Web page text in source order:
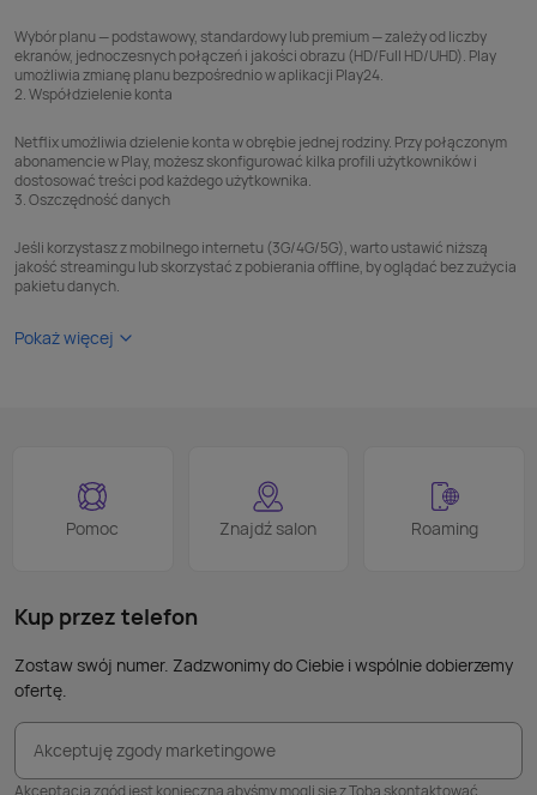
Wybór planu — podstawowy, standardowy lub premium — zależy od liczby
ekranów, jednoczesnych połączeń i jakości obrazu (HD/Full HD/UHD). Play
umożliwia zmianę planu bezpośrednio w aplikacji Play24.
2. Współdzielenie konta
Netflix umożliwia dzielenie konta w obrębie jednej rodziny. Przy połączonym
abonamencie w Play, możesz skonfigurować kilka profili użytkowników i
dostosować treści pod każdego użytkownika.
3. Oszczędność danych
Jeśli korzystasz z mobilnego internetu (3G/4G/5G), warto ustawić niższą
jakość streamingu lub skorzystać z pobierania offline, by oglądać bez zużycia
pakietu danych.
Pokaż więcej
Pomoc Znajdź salon Roaming
Kup przez telefon
Zostaw swój numer. Zadzwonimy do Ciebie i wspólnie dobierzemy
ofertę.
Akceptuję zgody marketingowe
Akceptacja zgód jest konieczna abyśmy mogli się z Tobą skontaktować.